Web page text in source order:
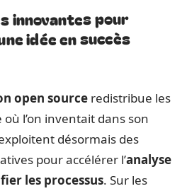
innovantes pour
idée en succès
open source redistribue les
où l’on inventait dans son
désormais des
pour accélérer l’analyse
les processus. Sur les